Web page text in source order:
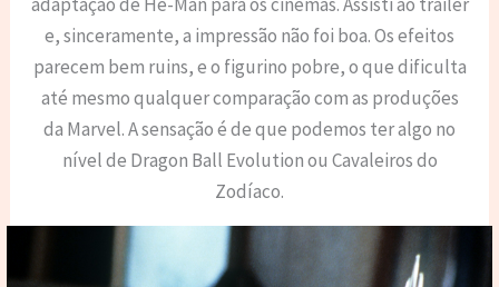
e, sinceramente, a impressão não foi boa. Os efeitos
parecem bem ruins, e o figurino pobre, o que dificulta
até mesmo qualquer comparação com as produções
da Marvel. A sensação é de que podemos ter algo no
nível de Dragon Ball Evolution ou Cavaleiros do
Zodíaco.